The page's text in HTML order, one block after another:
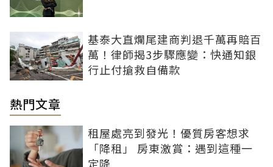
基泰大直爛尾建商判退千萬再賠百
萬！律師揭3步驟應變：快通知銀
行止付搶救自備款
熱門文章
租屋處亮到發光！優質房客想求
「降租」 房東激賞：遇到這種一
定降